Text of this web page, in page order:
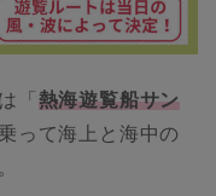
「 熱海遊覧船サン
って海上と海中の